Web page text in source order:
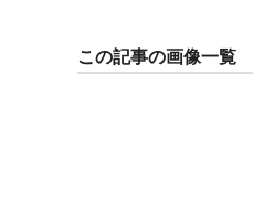
この記事の画像一覧